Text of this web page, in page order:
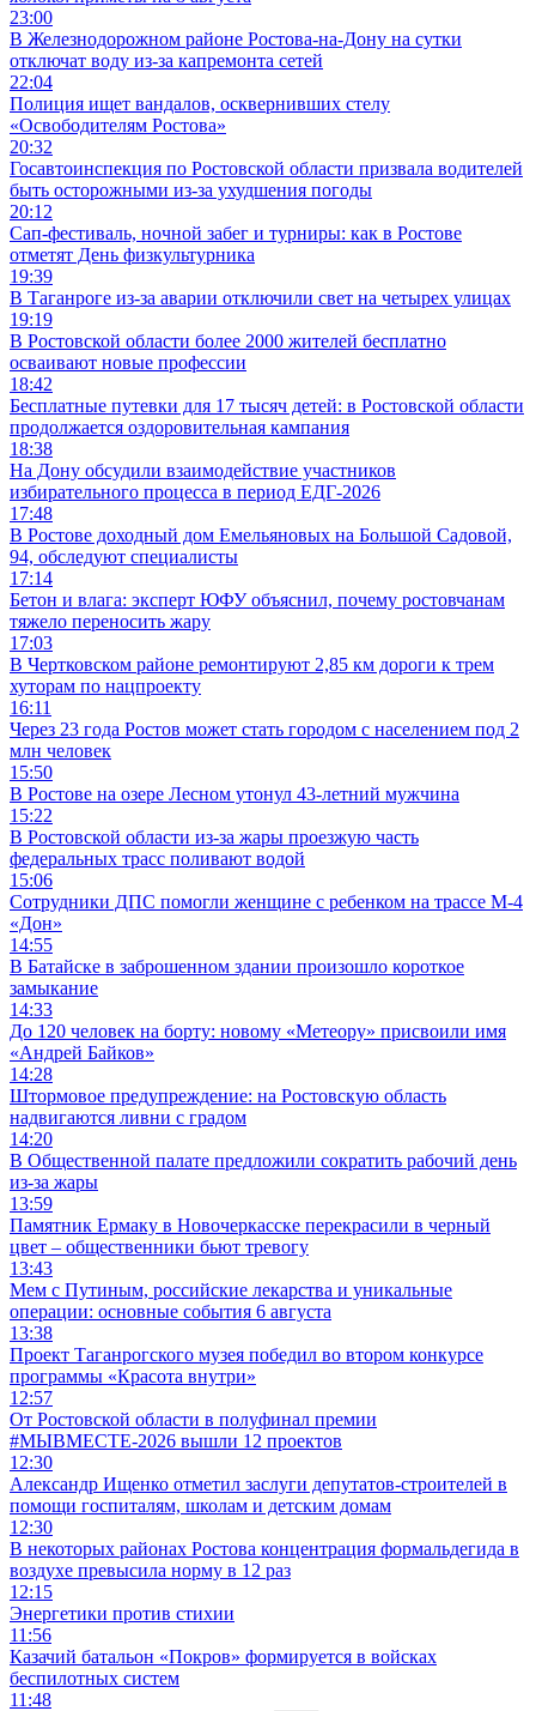
23:00
В Железнодорожном районе Ростова-на-Дону на сутки
отключат воду из-за капремонта сетей
22:04
Полиция ищет вандалов, осквернивших стелу
«Освободителям Ростова»
20:32
Госавтоинспекция по Ростовской области призвала водителей
быть осторожными из-за ухудшения погоды
20:12
Сап-фестиваль, ночной забег и турниры: как в Ростове
отметят День физкультурника
19:39
В Таганроге из-за аварии отключили свет на четырех улицах
19:19
В Ростовской области более 2000 жителей бесплатно
осваивают новые профессии
18:42
Бесплатные путевки для 17 тысяч детей: в Ростовской области
продолжается оздоровительная кампания
18:38
На Дону обсудили взаимодействие участников
избирательного процесса в период ЕДГ-2026
17:48
В Ростове доходный дом Емельяновых на Большой Садовой,
94, обследуют специалисты
17:14
Бетон и влага: эксперт ЮФУ объяснил, почему ростовчанам
тяжело переносить жару
17:03
В Чертковском районе ремонтируют 2,85 км дороги к трем
хуторам по нацпроекту
16:11
Через 23 года Ростов может стать городом с населением под 2
млн человек
15:50
В Ростове на озере Лесном утонул 43-летний мужчина
15:22
В Ростовской области из-за жары проезжую часть
федеральных трасс поливают водой
15:06
Сотрудники ДПС помогли женщине с ребенком на трассе М-4
«Дон»
14:55
В Батайске в заброшенном здании произошло короткое
замыкание
14:33
До 120 человек на борту: новому «Метеору» присвоили имя
«Андрей Байков»
14:28
Штормовое предупреждение: на Ростовскую область
надвигаются ливни с градом
14:20
В Общественной палате предложили сократить рабочий день
из-за жары
13:59
Памятник Ермаку в Новочеркасске перекрасили в черный
цвет – общественники бьют тревогу
13:43
Мем с Путиным, российские лекарства и уникальные
операции: основные события 6 августа
13:38
Проект Таганрогского музея победил во втором конкурсе
программы «Красота внутри»
12:57
От Ростовской области в полуфинал премии
#МЫВМЕСТЕ-2026 вышли 12 проектов
12:30
Александр Ищенко отметил заслуги депутатов-строителей в
помощи госпиталям, школам и детским домам
12:30
В некоторых районах Ростова концентрация формальдегида в
воздухе превысила норму в 12 раз
12:15
Энергетики против стихии
11:56
Казачий батальон «Покров» формируется в войсках
беспилотных систем
11:48